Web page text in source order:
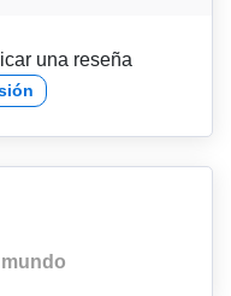
una reseña